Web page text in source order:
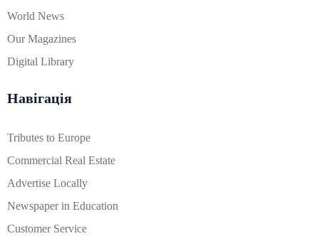
World News
Our Magazines
Digital Library
Навігація
Tributes to Europe
Commercial Real Estate
Advertise Locally
Newspaper in Education
Customer Service